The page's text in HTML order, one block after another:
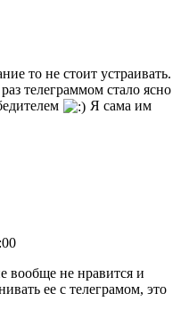
то не стоит устраивать.
телеграммом стало ясно
Я сама им
вообще не нравится и
ее с телеграмом, это